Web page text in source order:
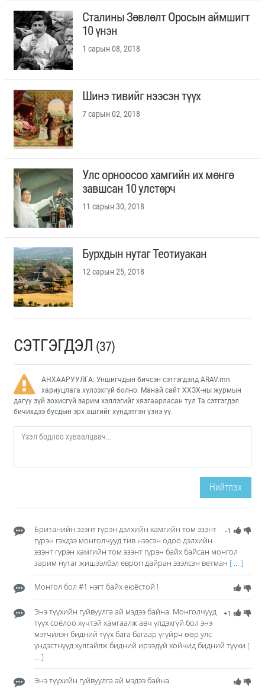
Сталины Зөвлөлт Оросын аймшигт
10 үнэн
1 сарын 08, 2018
Шинэ тивийг нээсэн түүх
7 сарын 02, 2018
Улс орноосоо хамгийн их мөнгө
завшсан 10 улстөрч
11 сарын 30, 2018
Бурхдын нутаг Теотиуакан
12 сарын 25, 2018
СЭТГЭГДЭЛ (37)
АНХААРУУЛГА: Уншигчдын бичсэн сэтгэгдэлд ARAV.mn
хариуцлага хүлээхгүй болно. Манай сайт ХХЗХ-ны журмын
дагуу зүй зохисгүй зарим хэллэгийг хязгаарласан тул Та сэтгэгдэл
бичихдээ бусдын эрх ашгийг хүндэтгэн үзнэ үү.
Нийтлэх
-1
Британийн эзэнт гүрэн дэлхийн хамгийн том эзэнт
гүрэн гэхдээ монголчууд тив нээсэн одоо дэлхийн
эзэнт гүрэн хамгийн том эзэнт гүрэн байх байсан монгол
зарим нутаг жишээлбэл европ дайран эзэлсэн ветман [ ... ]
Монгол бол #1 нэгт байх еюёстой !
+1
Энэ түүхийн гуйвуулга ай мэдээ байна. Монголчууд
түүх соёлоо хүчтэй хамгаалж авч үлдэхгүй бол энэ
мэтчилэн бидний түүх бага багаар үгүйрч өөр улс
үндэстнүүд хулгайлж бидний ирээдүй хойчид бидний түүхи [
... ]
Энэ түүхийн гуйвуулга ай мэдээ байна.